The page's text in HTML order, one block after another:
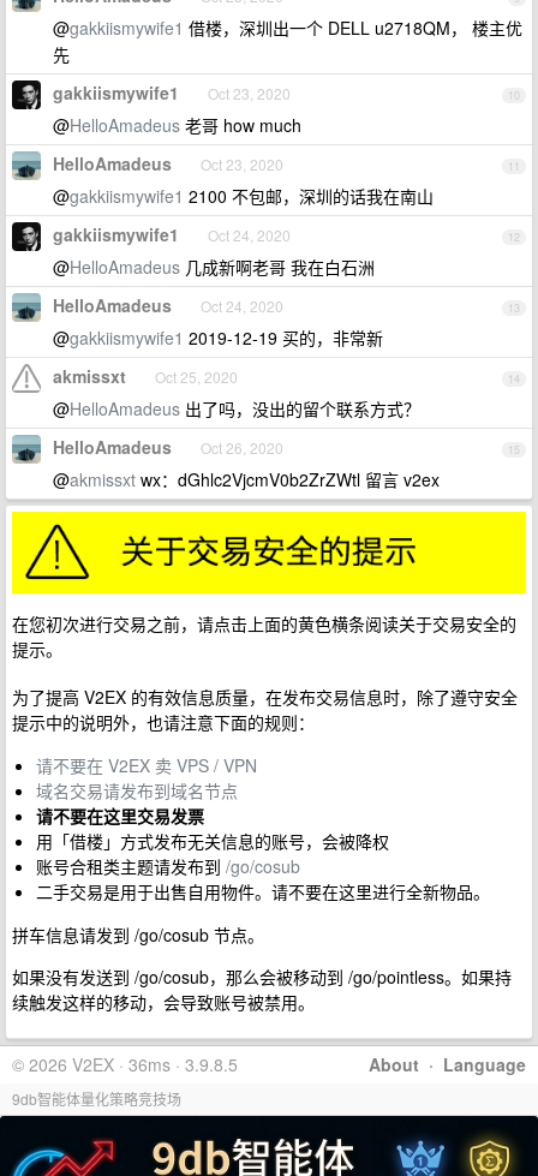
@gakkiismywife1 借楼，深圳出一个 DELL u2718QM， 楼主优
先
10
gakkiismywife1 Oct 23, 2020
@HelloAmadeus 老哥 how much
11
HelloAmadeus Oct 23, 2020
@gakkiismywife1 2100 不包邮，深圳的话我在南山
12
gakkiismywife1 Oct 24, 2020
@HelloAmadeus 几成新啊老哥 我在白石洲
13
HelloAmadeus Oct 24, 2020
@gakkiismywife1 2019-12-19 买的，非常新
14
akmissxt Oct 25, 2020
@HelloAmadeus 出了吗，没出的留个联系方式？
15
HelloAmadeus Oct 26, 2020
@akmissxt wx：dGhlc2VjcmV0b2ZrZWtl 留言 v2ex
在您初次进行交易之前，请点击上面的黄色横条阅读关于交易安全的
提示。
为了提高 V2EX 的有效信息质量，在发布交易信息时，除了遵守安全
提示中的说明外，也请注意下面的规则：
请不要在 V2EX 卖 VPS / VPN
域名交易请发布到域名节点
请不要在这里交易发票
用「借楼」方式发布无关信息的账号，会被降权
账号合租类主题请发布到 /go/cosub
二手交易是用于出售自用物件。请不要在这里进行全新物品。
拼车信息请发到 /go/cosub 节点。
如果没有发送到 /go/cosub，那么会被移动到 /go/pointless。如果持
续触发这样的移动，会导致账号被禁用。
About · Language
© 2026 V2EX · 36ms · 3.9.8.5
9db智能体量化策略竞技场